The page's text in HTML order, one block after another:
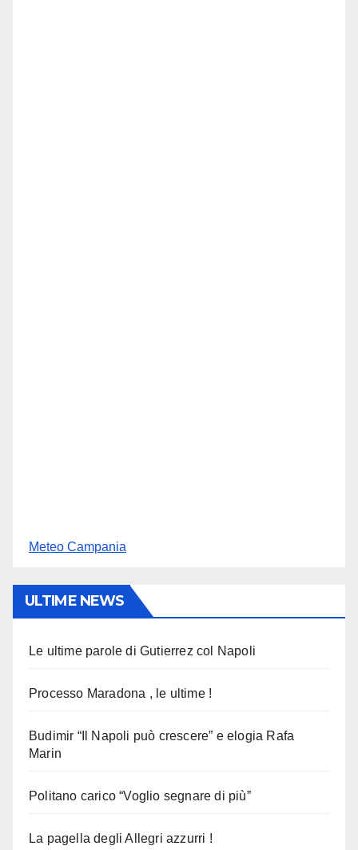
Meteo Campania
ULTIME NEWS
Le ultime parole di Gutierrez col Napoli
Processo Maradona , le ultime !
Budimir “Il Napoli può crescere” e elogia Rafa
Marin
Politano carico “Voglio segnare di più”
La pagella degli Allegri azzurri !